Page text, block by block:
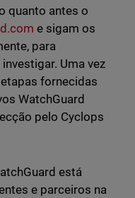
quanto antes o
e sigam os
para
Uma vez
fornecidas
WatchGuard
pelo Cyclops
está
e parceiros na